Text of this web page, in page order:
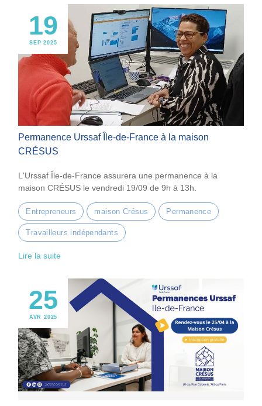
19
SEP 2025
Permanence Urssaf Île-de-France à la maison
CRÉSUS
L'Urssaf Île-de-France assurera une permanence à la
maison CRÉSUS le vendredi 19/09 de 9h à 13h.
Entrepreneurs maison Crésus Permanence
Travailleurs indépendants
Lire la suite
25
AVR 2025